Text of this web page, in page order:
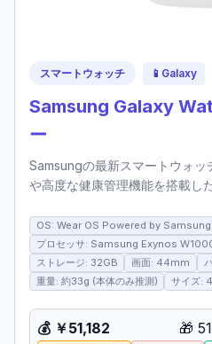
スマートウォッチ 📱 Galaxy
Samsung Galaxy
ー
Samsungの最新スマートウォッ
や高度な健康管理機能を搭載し
OS: Wear OS Powered by Samsung
プロセッサ: Samsung Exynos
ストレージ: 32GB
画面: 44mm
重量: 約33g (本体のみ推測)
サイズ:
💰 ￥51,182 🎁